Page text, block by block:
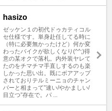
hasizo
ゼッケン１の初代ドゥカティコル
セ仕様です。単身赴任してる時に
（特に必要無かったけど）何か変
わったバイクが欲しくなり(^^;)得
意の某オクで落札。内外装ヤレて
たのをチマチマ手直しするのも楽
しかった思い出。既にボアアップ
されておりテルミーニョのチャン
バーと相まって”速い/やかましい/
目立つ”存在で。パ ...